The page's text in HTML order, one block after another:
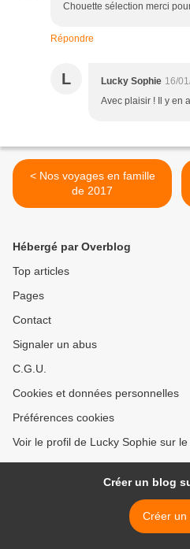
Chouette sélection merci
Répondre
L Lucky Sophie 16/
Avec plaisir ! Il y en
< Nos voyages en famille
de 2017
Hébergé par Overblog
Top articles
Pages
Contact
Signaler un abus
C.G.U.
Cookies et données personnelles
Préférences cookies
Voir le profil de Lucky Sophie sur
Créer un blog
Créer un